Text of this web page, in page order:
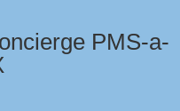
PMS-a-